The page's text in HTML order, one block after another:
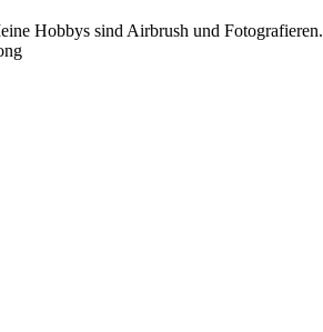
Hobbys sind Airbrush und Fotografieren.